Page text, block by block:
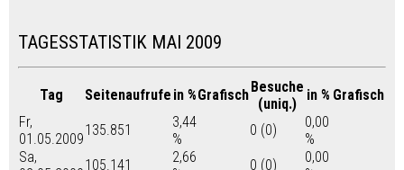
TAGESSTATISTIK MAI 2009
Tag Seitenaufrufe in %GrafischBesuche
(uniq.)
in % Grafisch
Fr,
01.05.2009
135.851
3,44
%
0 (0)
0,00
%
Sa,
105.141
2,66
0 (0)
0,00